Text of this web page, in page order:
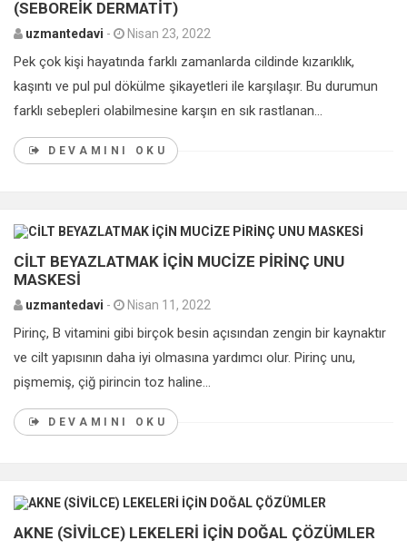
(SEBOREİK DERMATİT)
uzmantedavi - Nisan 23, 2022
Pek çok kişi hayatında farklı zamanlarda cildinde kızarıklık,
kaşıntı ve pul pul dökülme şikayetleri ile karşılaşır. Bu durumun
farklı sebepleri olabilmesine karşın en sık rastlanan...
DEVAMINI OKU
CİLT BEYAZLATMAK İÇİN MUCİZE PİRİNÇ UNU
MASKESİ
uzmantedavi - Nisan 11, 2022
Pirinç, B vitamini gibi birçok besin açısından zengin bir kaynaktır
ve cilt yapısının daha iyi olmasına yardımcı olur. Pirinç unu,
pişmemiş, çiğ pirincin toz haline...
DEVAMINI OKU
AKNE (SİVİLCE) LEKELERİ İÇİN DOĞAL ÇÖZÜMLER